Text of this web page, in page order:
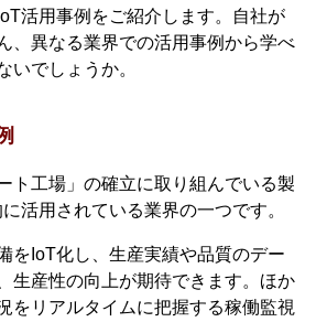
活用事例をご紹介します。自社が
、異なる業界での活用事例から学べ
いでしょうか。
ト工場」の確立に取り組んでいる製
活用されている業界の一つです。
をIoT化し、生産実績や品質のデー
生産性の向上が期待できます。ほか
をリアルタイムに把握する稼働監視